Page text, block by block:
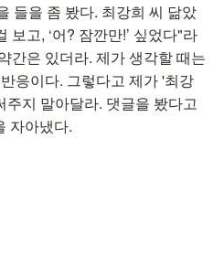
들을 좀 봤다. 최강희 씨 닮았
보고, ‘어? 잠깐만!’ 싶었다"라
간은 있더라. 제가 생각할 때는
응이다. 그렇다고 제가 '최강
지 말아달라. 댓글을 봤다고
자아냈다.